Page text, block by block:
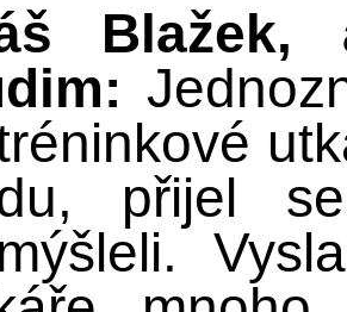
Blažek,
přijel